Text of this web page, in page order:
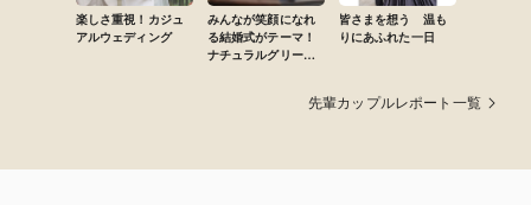
楽しさ重視！カジュ
アルウェディング
みんなが笑顔になれ
る結婚式がテーマ！
ナチュラルグリーン
皆さまを想う 温も
りにあふれた一日
先輩カップルレポート一覧